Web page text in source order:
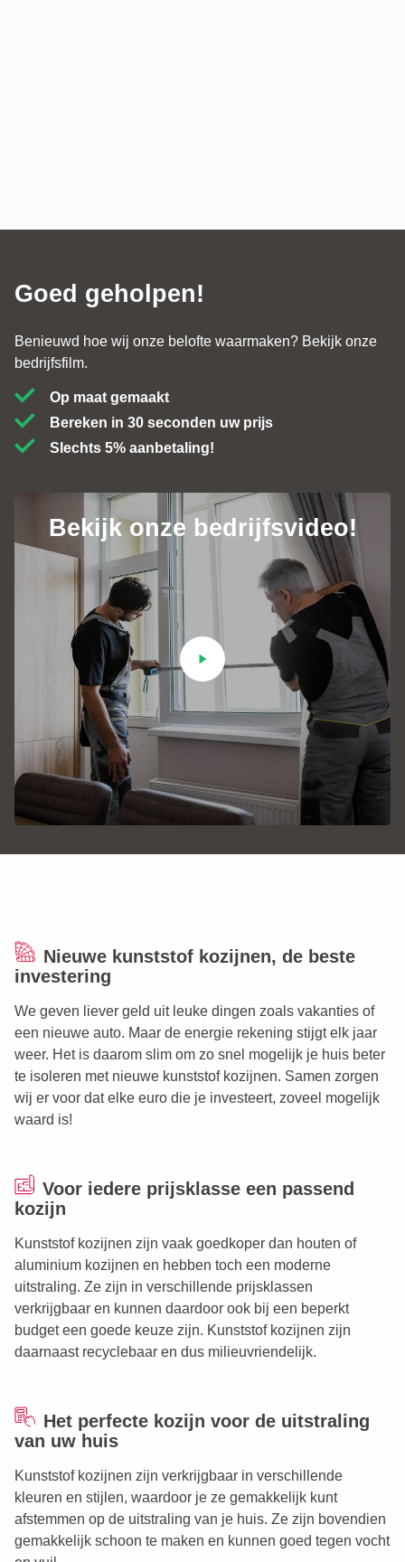
Bekijk onze bedrijfsvideo!
Contact
+31 (0)184 - 76 07 60
Goed geholpen!
Benieuwd hoe wij onze belofte waarmaken? Bekijk onze
bedrijfsfilm.
Op maat gemaakt
Bereken in 30 seconden uw prijs
Slechts 5% aanbetaling!
Nieuwe kunststof kozijnen, de beste
investering
We geven liever geld uit leuke dingen zoals vakanties of
een nieuwe auto. Maar de energie rekening stijgt elk jaar
weer. Het is daarom slim om zo snel mogelijk je huis beter
te isoleren met nieuwe kunststof kozijnen. Samen zorgen
wij er voor dat elke euro die je investeert, zoveel mogelijk
waard is!
Voor iedere prijsklasse een passend
kozijn
Kunststof kozijnen zijn vaak goedkoper dan houten of
aluminium kozijnen en hebben toch een moderne
uitstraling. Ze zijn in verschillende prijsklassen
verkrijgbaar en kunnen daardoor ook bij een beperkt
budget een goede keuze zijn. Kunststof kozijnen zijn
daarnaast recyclebaar en dus milieuvriendelijk.
Het perfecte kozijn voor de uitstraling
van uw huis
Kunststof kozijnen zijn verkrijgbaar in verschillende
kleuren en stijlen, waardoor je ze gemakkelijk kunt
afstemmen op de uitstraling van je huis. Ze zijn bovendien
gemakkelijk schoon te maken en kunnen goed tegen vocht